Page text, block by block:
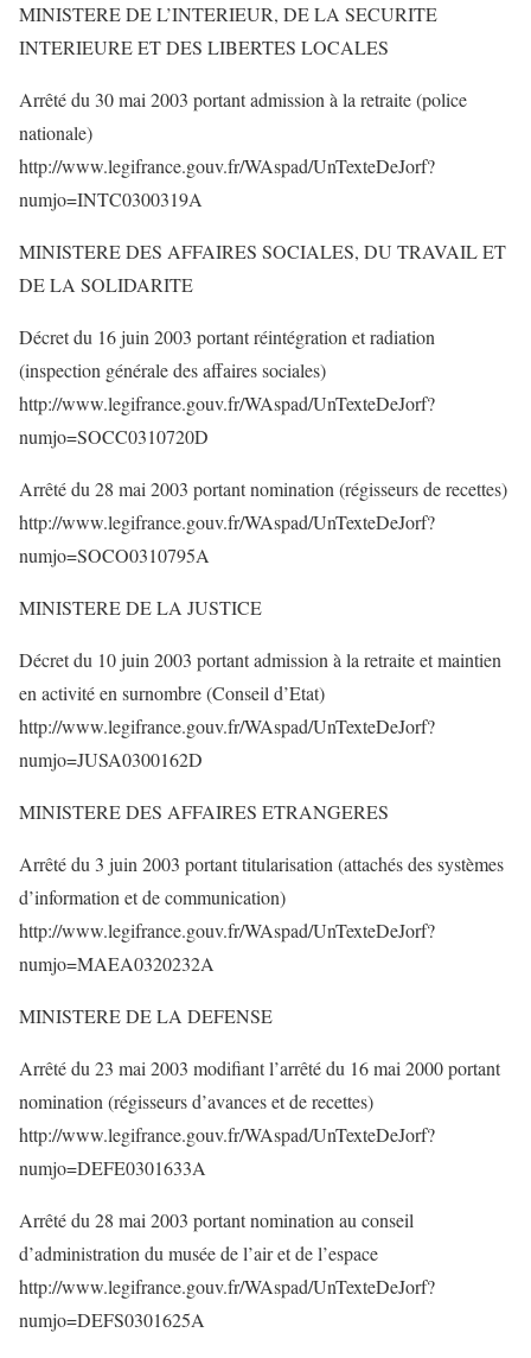
MINISTERE DE L’INTERIEUR, DE LA SECURITE
INTERIEURE ET DES LIBERTES LOCALES
Arrêté du 30 mai 2003 portant admission à la retraite (police
nationale)
http://www.legifrance.gouv.fr/WAspad/UnTexteDeJorf?
numjo=INTC0300319A
MINISTERE DES AFFAIRES SOCIALES, DU TRAVAIL ET
DE LA SOLIDARITE
Décret du 16 juin 2003 portant réintégration et radiation
(inspection générale des affaires sociales)
http://www.legifrance.gouv.fr/WAspad/UnTexteDeJorf?
numjo=SOCC0310720D
Arrêté du 28 mai 2003 portant nomination (régisseurs de recettes)
http://www.legifrance.gouv.fr/WAspad/UnTexteDeJorf?
numjo=SOCO0310795A
MINISTERE DE LA JUSTICE
Décret du 10 juin 2003 portant admission à la retraite et maintien
en activité en surnombre (Conseil d’Etat)
http://www.legifrance.gouv.fr/WAspad/UnTexteDeJorf?
numjo=JUSA0300162D
MINISTERE DES AFFAIRES ETRANGERES
Arrêté du 3 juin 2003 portant titularisation (attachés des systèmes
d’information et de communication)
http://www.legifrance.gouv.fr/WAspad/UnTexteDeJorf?
numjo=MAEA0320232A
MINISTERE DE LA DEFENSE
Arrêté du 23 mai 2003 modifiant l’arrêté du 16 mai 2000 portant
nomination (régisseurs d’avances et de recettes)
http://www.legifrance.gouv.fr/WAspad/UnTexteDeJorf?
numjo=DEFE0301633A
Arrêté du 28 mai 2003 portant nomination au conseil
d’administration du musée de l’air et de l’espace
http://www.legifrance.gouv.fr/WAspad/UnTexteDeJorf?
numjo=DEFS0301625A